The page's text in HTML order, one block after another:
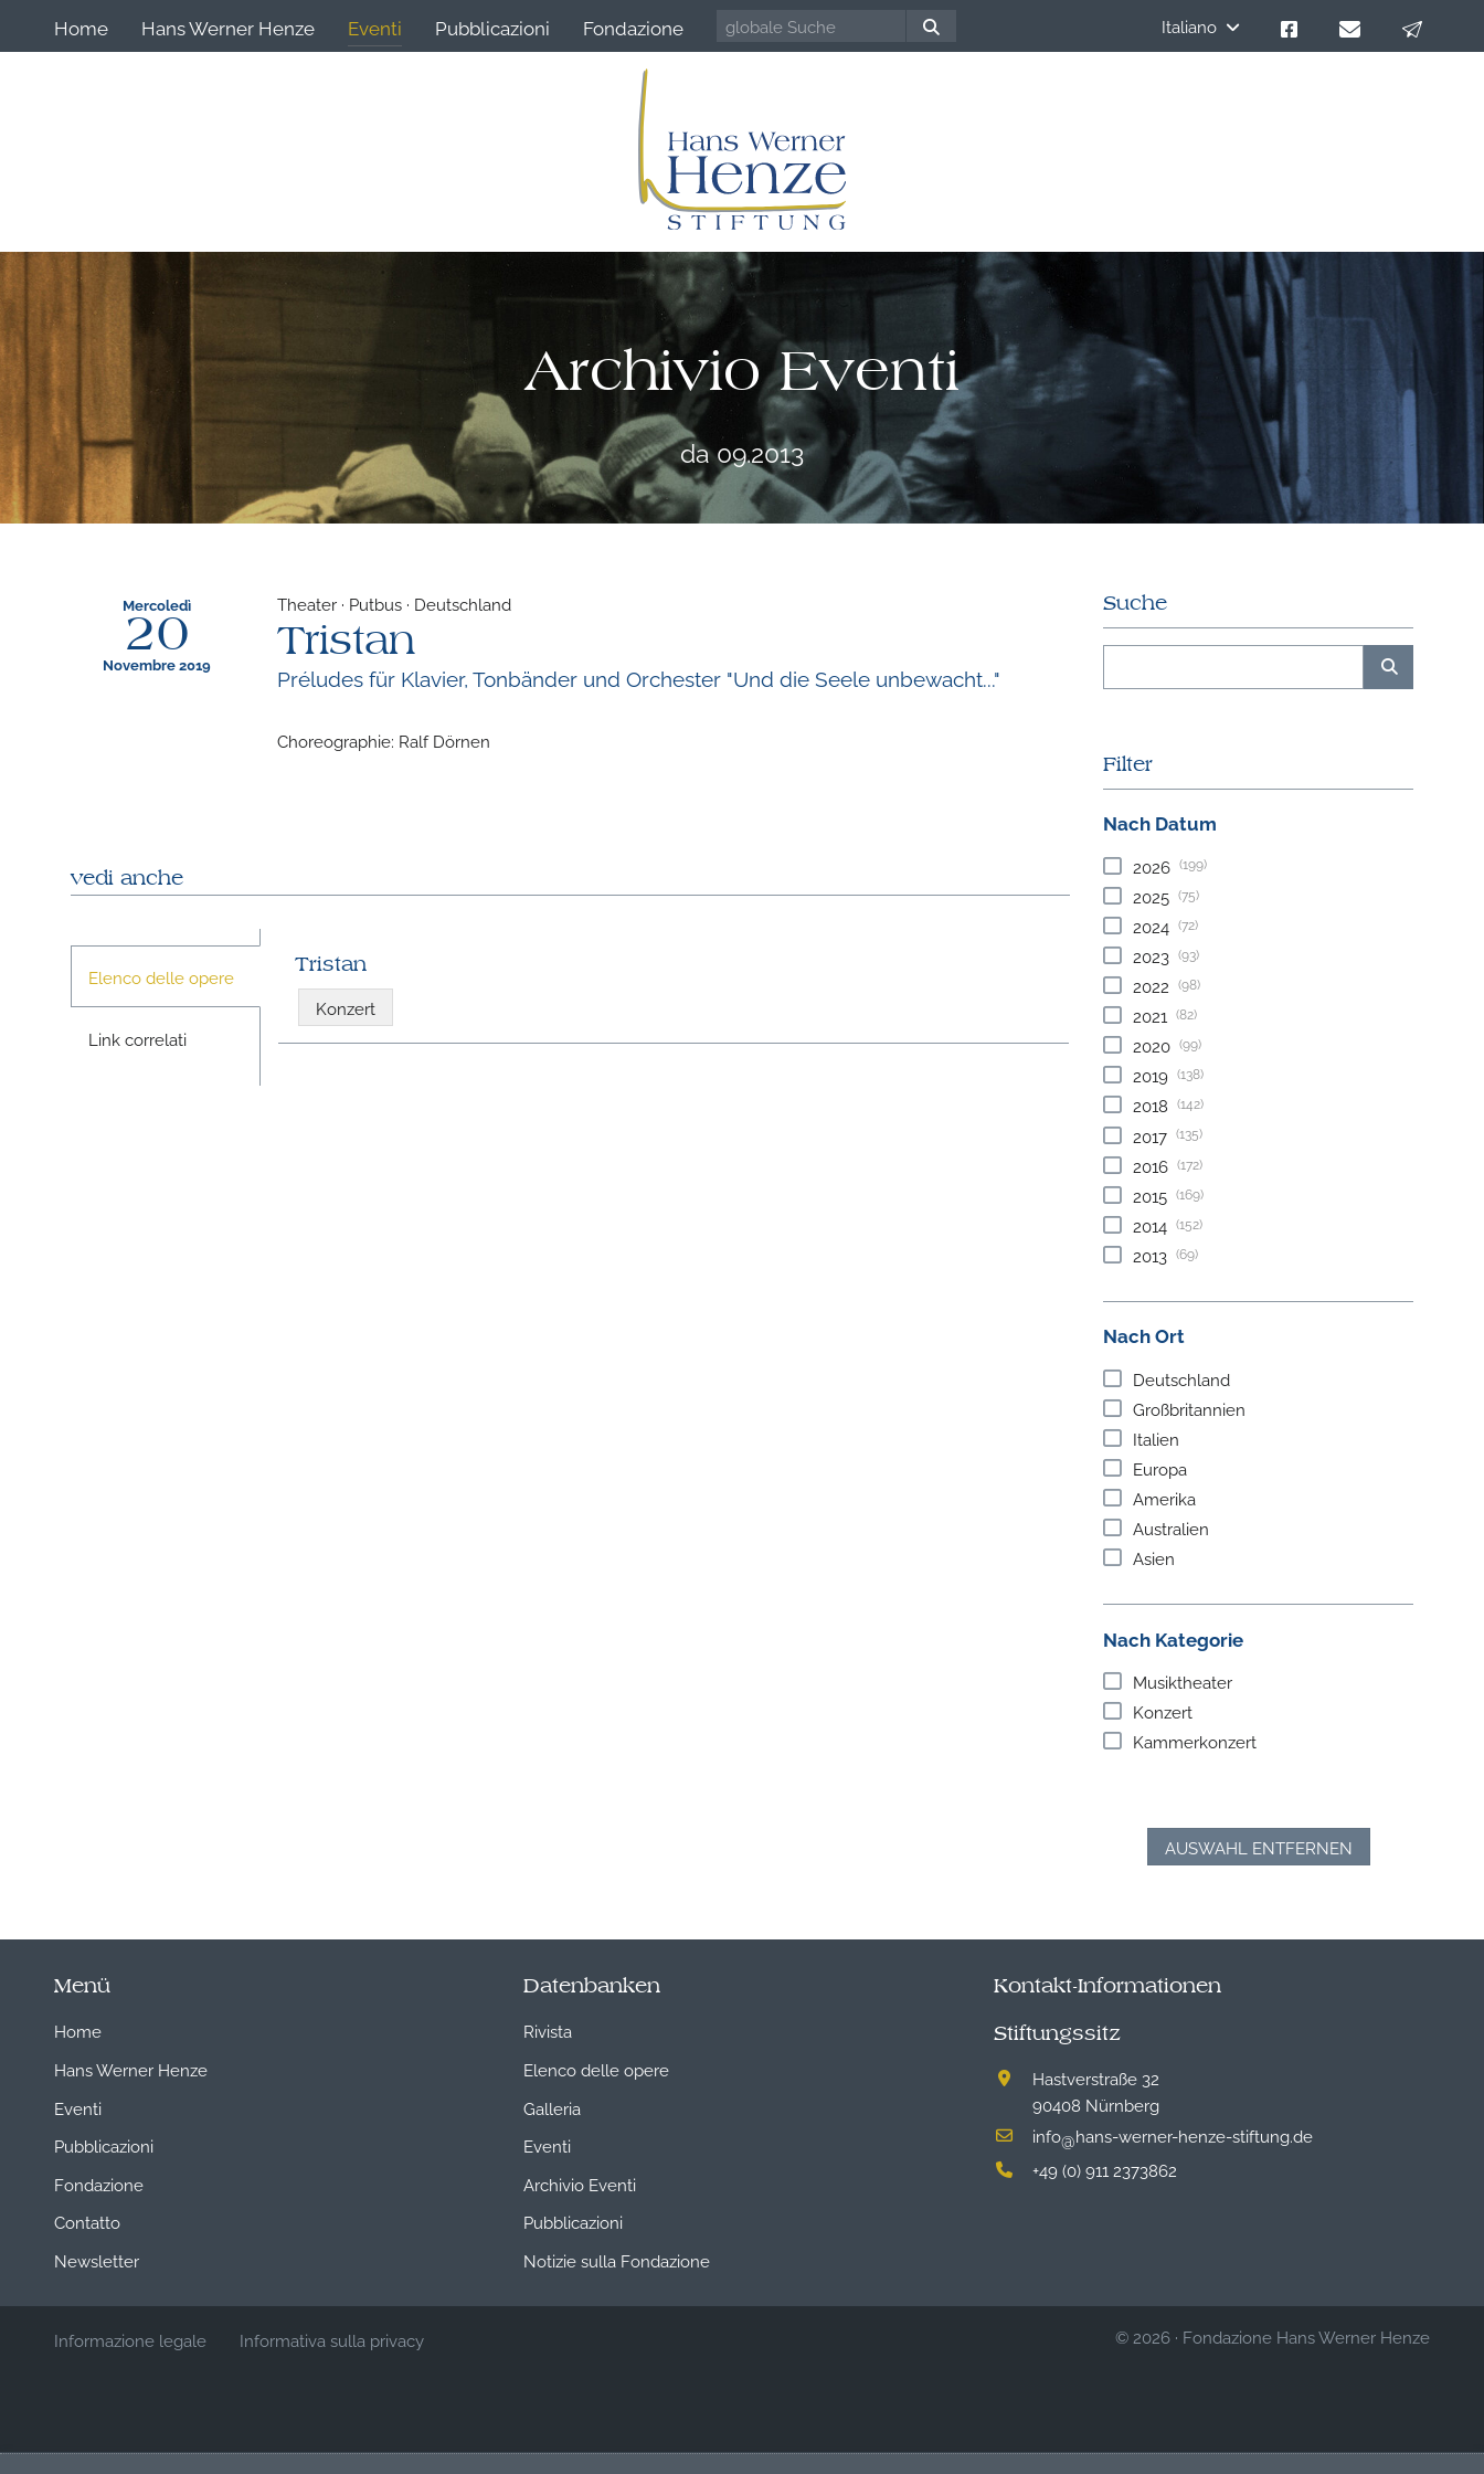
Home Hans Werner Henze Eventi Pubblicazioni Fondazione Italiano
Archivio Eventi
da 09.2013
Mercoledì
20
Novembre 2019
Theater · Putbus · Deutschland
Tristan
Préludes für Klavier, Tonbänder und Orchester "Und die Seele unbewacht..."
Choreographie: Ralf Dörnen
vedi anche
Elenco delle opere
Link correlati
Tristan
Konzert
Suche
Filter
Nach Datum
2026 (199)
2025 (75)
2024 (72)
2023 (93)
2022 (98)
2021 (82)
2020 (99)
2019 (138)
2018 (142)
2017 (135)
2016 (172)
2015 (169)
2014 (152)
2013 (69)
Nach Ort
Deutschland
Großbritannien
Italien
Europa
Amerika
Australien
Asien
Nach Kategorie
Musiktheater
Konzert
Kammerkonzert
AUSWAHL ENTFERNEN
Menü
Home
Hans Werner Henze
Eventi
Pubblicazioni
Fondazione
Contatto
Newsletter
Datenbanken
Rivista
Elenco delle opere
Galleria
Eventi
Archivio Eventi
Pubblicazioni
Notizie sulla Fondazione
Kontakt-Informationen
Stiftungssitz
Hastverstraße 32
90408 Nürnberg
info@hans-werner-henze-stiftung.de
+49 (0) 911 2373862
Informazione legale Informativa sulla privacy © 2026 · Fondazione Hans Werner Henze